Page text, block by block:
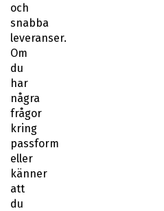
och
snabba
leveranser.
Om
du
har
några
frågor
kring
passform
eller
känner
att
du